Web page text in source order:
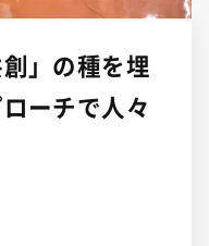
」の種を埋
ーチで人々